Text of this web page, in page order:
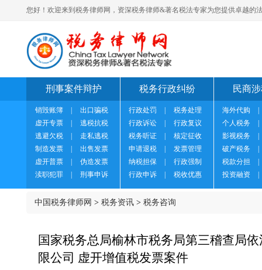
您好！欢迎来到税务律师网，资深税务律师&著名税法专家为您提供卓越的
刑事案件辩护
销毁账簿
出口骗税
虚开专票
逃税抗税
逃避欠税
走私逃税
制造发票
出售发票
虚开普票
伪造发票
渎职犯罪
刑事申诉
税务行政纠纷
行政处罚
税务处理
行政诉讼
行政复议
税务听证
核定征收
申请退税
发票管理
纳税担保
行政强制
行政申诉
税收优惠
民商
海外代购
个人税务
影视税务
破产税务
税款分担
投资融资
中国税务律师网 > 税务资讯 > 税务咨询
国家税务总局榆林市税务局第三稽查局
限公司 虚开增值税发票案件